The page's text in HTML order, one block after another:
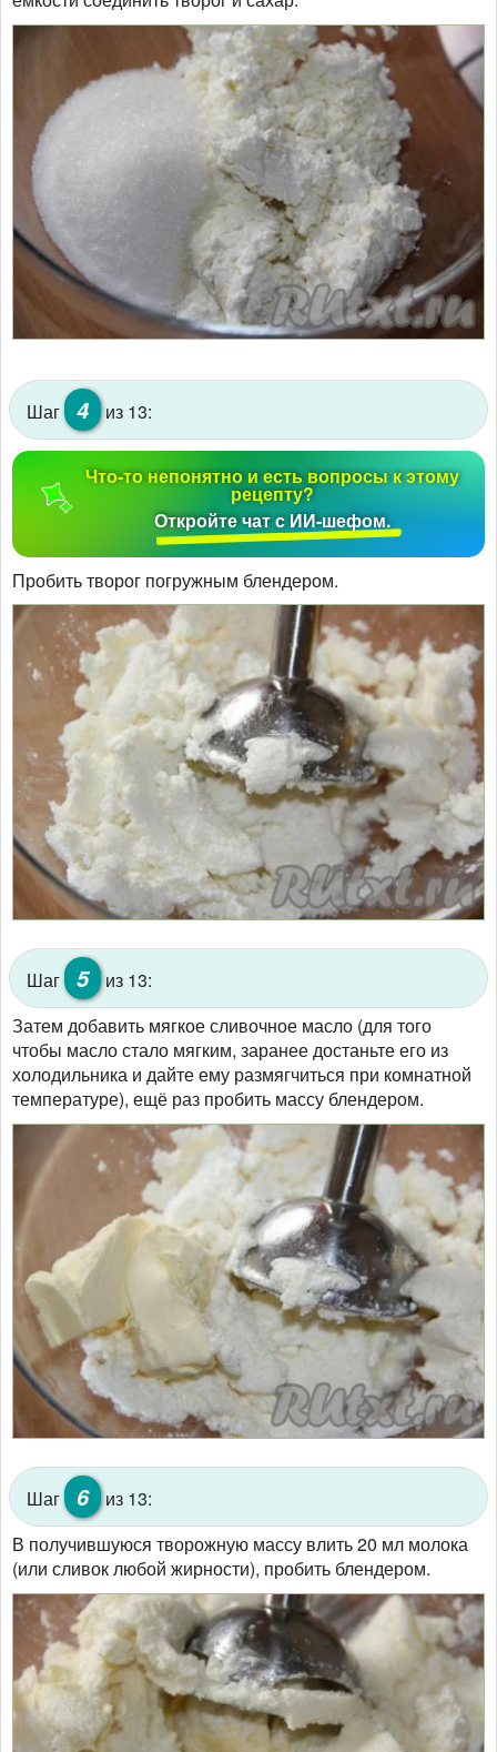
Шаг 4 из 13:
Что-то непонятно и есть вопросы к этому
рецепту?
Откройте чат с ИИ-шефом.
Пробить творог погружным блендером.
Шаг 5
из 13:
Затем добавить мягкое сливочное масло (для того
чтобы масло стало мягким, заранее достаньте его из
холодильника и дайте ему размягчиться при комнатной
температуре), ещё раз пробить массу блендером.
Шаг 6
из 13:
В получившуюся творожную массу влить 20 мл молока
(или сливок любой жирности), пробить блендером.